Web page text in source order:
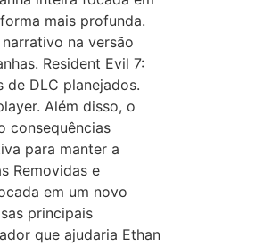
mais profunda.
na versão
Resident Evil 7:
DLC planejados.
Além disso, o
consequências
para manter a
Removidas e
em um novo
principais
que ajudaria Ethan